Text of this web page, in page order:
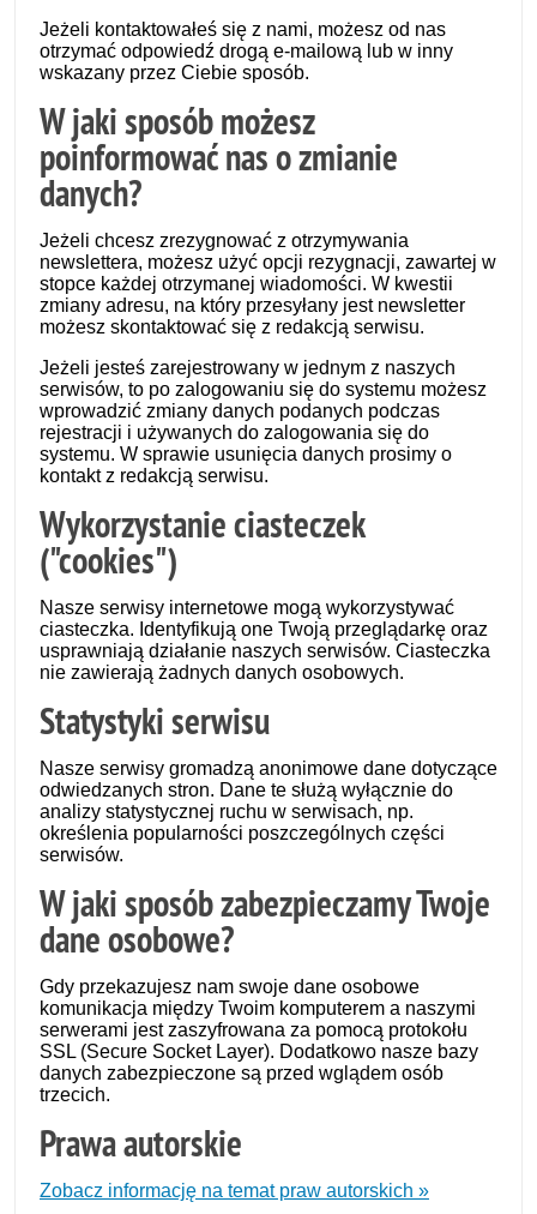
Jeżeli kontaktowałeś się z nami, możesz od nas
otrzymać odpowiedź drogą e-mailową lub w inny
wskazany przez Ciebie sposób.
W jaki sposób możesz
poinformować nas o zmianie
danych?
Jeżeli chcesz zrezygnować z otrzymywania
newslettera, możesz użyć opcji rezygnacji, zawartej w
stopce każdej otrzymanej wiadomości. W kwestii
zmiany adresu, na który przesyłany jest newsletter
możesz skontaktować się z redakcją serwisu.
Jeżeli jesteś zarejestrowany w jednym z naszych
serwisów, to po zalogowaniu się do systemu możesz
wprowadzić zmiany danych podanych podczas
rejestracji i używanych do zalogowania się do
systemu. W sprawie usunięcia danych prosimy o
kontakt z redakcją serwisu.
Wykorzystanie ciasteczek
("cookies")
Nasze serwisy internetowe mogą wykorzystywać
ciasteczka. Identyfikują one Twoją przeglądarkę oraz
usprawniają działanie naszych serwisów. Ciasteczka
nie zawierają żadnych danych osobowych.
Statystyki serwisu
Nasze serwisy gromadzą anonimowe dane dotyczące
odwiedzanych stron. Dane te służą wyłącznie do
analizy statystycznej ruchu w serwisach, np.
określenia popularności poszczególnych części
serwisów.
W jaki sposób zabezpieczamy Twoje
dane osobowe?
Gdy przekazujesz nam swoje dane osobowe
komunikacja między Twoim komputerem a naszymi
serwerami jest zaszyfrowana za pomocą protokołu
SSL (Secure Socket Layer). Dodatkowo nasze bazy
danych zabezpieczone są przed wglądem osób
trzecich.
Prawa autorskie
Zobacz informację na temat praw autorskich »